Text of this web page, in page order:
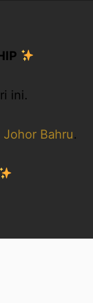
ini.
Bahru.